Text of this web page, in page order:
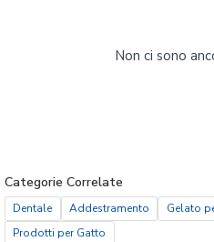
Non ci sono
Categorie Correlate
Dentale Addestramento Gelato
Prodotti per Gatto